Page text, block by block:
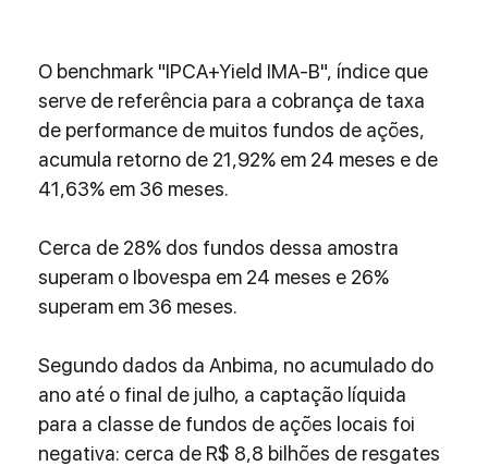
O benchmark "IPCA+Yield IMA-B", índice que
serve de referência para a cobrança de taxa
de performance de muitos fundos de ações,
acumula retorno de 21,92% em 24 meses e de
41,63% em 36 meses.
Cerca de 28% dos fundos dessa amostra
superam o Ibovespa em 24 meses e 26%
superam em 36 meses.
Segundo dados da Anbima, no acumulado do
ano até o final de julho, a captação líquida
para a classe de fundos de ações locais foi
negativa: cerca de R$ 8,8 bilhões de resgates